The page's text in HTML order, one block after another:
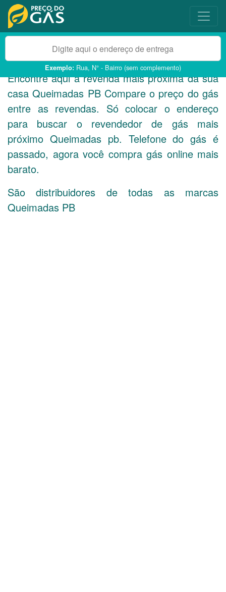
Exemplo: Rua, N° - Bairro (sem complemento)
Encontre aqui a revenda mais próxima da sua
casa Queimadas PBCompare o preço do gás
entre as revendas. Só colocar o endereço
para buscar o revendedor de gás mais
próximo Queimadas pb. Telefone do gás é
passado, agora você compra gás online mais
barato.
São distribuidores de todas as marcas
Queimadas PB